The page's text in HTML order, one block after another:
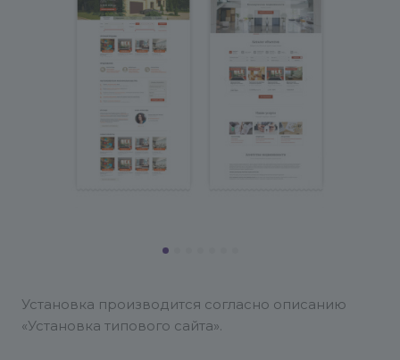
Установка производится согласно описанию
«Установка типового сайта».